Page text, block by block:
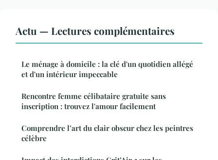
Actu — Lectures complémentaires
Le ménage à domicile : la clé d'un quotidien allégé
et d'un intérieur impeccable
Rencontre femme célibataire gratuite sans
inscription : trouvez l'amour facilement
Comprendre l’art du clair obscur chez les peintres
célèbre